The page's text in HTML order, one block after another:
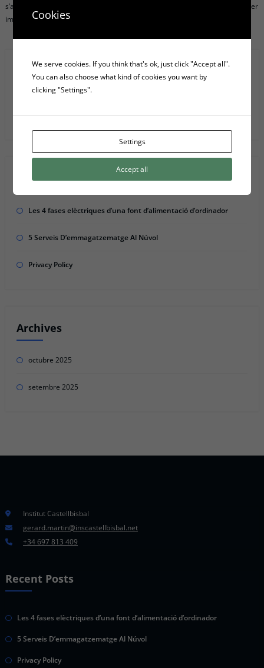
s’abarateix de 84,4 € a 57,3 €, la qual cosa es tradueix en un benefici financer
immediat de 27,1 € cada mes.
Search
Recent Posts
Les 4 fases elèctriques d’una font d’alimentació d’ordinador
5 Serveis D’emmagatzematge Al Núvol
Privacy Policy
Archives
octubre 2025
setembre 2025
Institut Castellbisbal
gerard.martin@inscastellbisbal.net
+34 697 813 409
Recent Posts
Les 4 fases elèctriques d’una font d’alimentació d’ordinador
5 Serveis D’emmagatzematge Al Núvol
Privacy Policy
Cookies
We serve cookies. If you think that's ok, just click "Accept all".
You can also choose what kind of cookies you want by
clicking "Settings".
Settings
Accept all